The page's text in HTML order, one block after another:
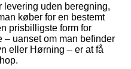
levering uden beregning,
køber for en bestemt
prisbilligste form for
– uanset om man befinder
eller Hørning – er at få